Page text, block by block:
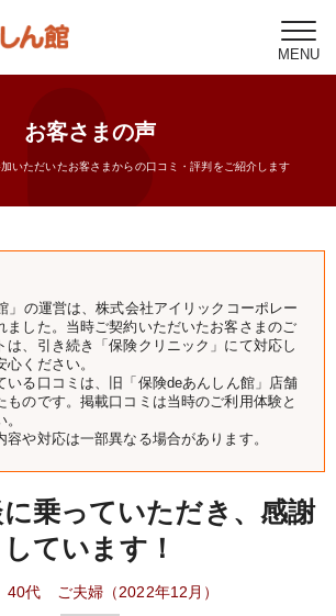
MENU
お客さまの声
加いただいたお客さまからの口コミ・評判をご紹介します
」の運営は、株式会社アイリックコーポレー
ました。当時ご契約いただいたお客さまのご
は、引き続き「保険クリニック」にて対応し
ください。
いる口コミは、旧「保険deあんしん館」店舗
ものです。掲載口コミは当時のご利用体験と
や対応は一部異なる場合があります。
乗っていただき、感謝
しています！
代 ご夫婦（2022年12月）